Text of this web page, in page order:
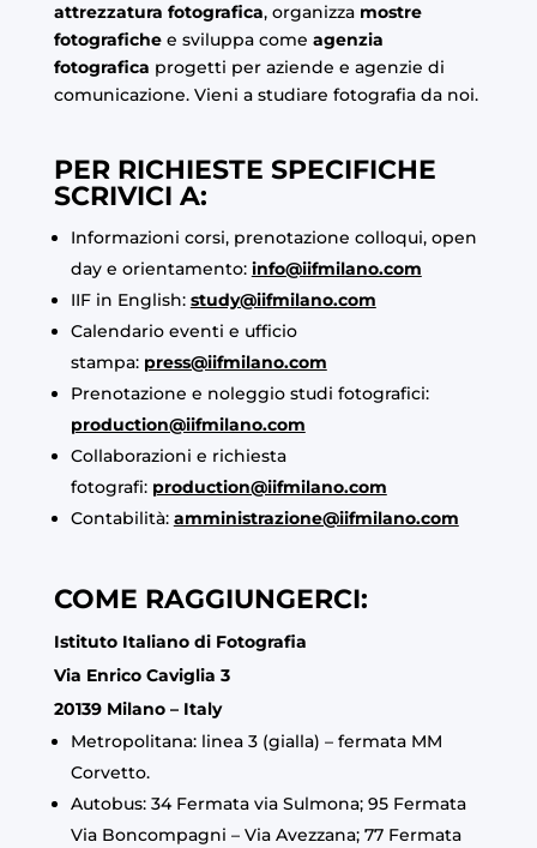
attrezzatura fotografica, organizza mostre
fotografichee sviluppa come agenzia
fotografica progetti per aziende e agenzie di
comunicazione. Vieni a studiare fotografia da noi.
PER RICHIESTE SPECIFICHE
SCRIVICI A:
Informazioni corsi, prenotazione colloqui, open
day e orientamento: info@iifmilano.com
IIF in English: study@iifmilano.com
Calendario eventi e ufficio
stampa: press@iifmilano.com
Prenotazione e noleggio studi fotografici:
production@iifmilano.com
Collaborazioni e richiesta
fotografi: production@iifmilano.com
Contabilità: amministrazione@iifmilano.com
COME RAGGIUNGERCI:
Istituto Italiano di Fotografia
Via Enrico Caviglia 3
20139 Milano – Italy
Metropolitana: linea 3 (gialla) – fermata MM
Corvetto.
Autobus: 34 Fermata via Sulmona; 95 Fermata
Via Boncompagni – Via Avezzana; 77 Fermata